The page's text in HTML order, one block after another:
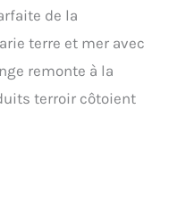
de la
terre et mer avec
remonte à la
terroir côtoient